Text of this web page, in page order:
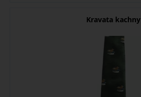
Kravata kachny